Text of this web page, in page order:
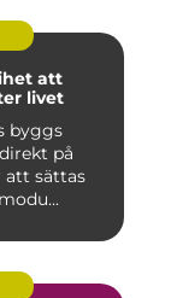
livet
byggs
på
att sättas